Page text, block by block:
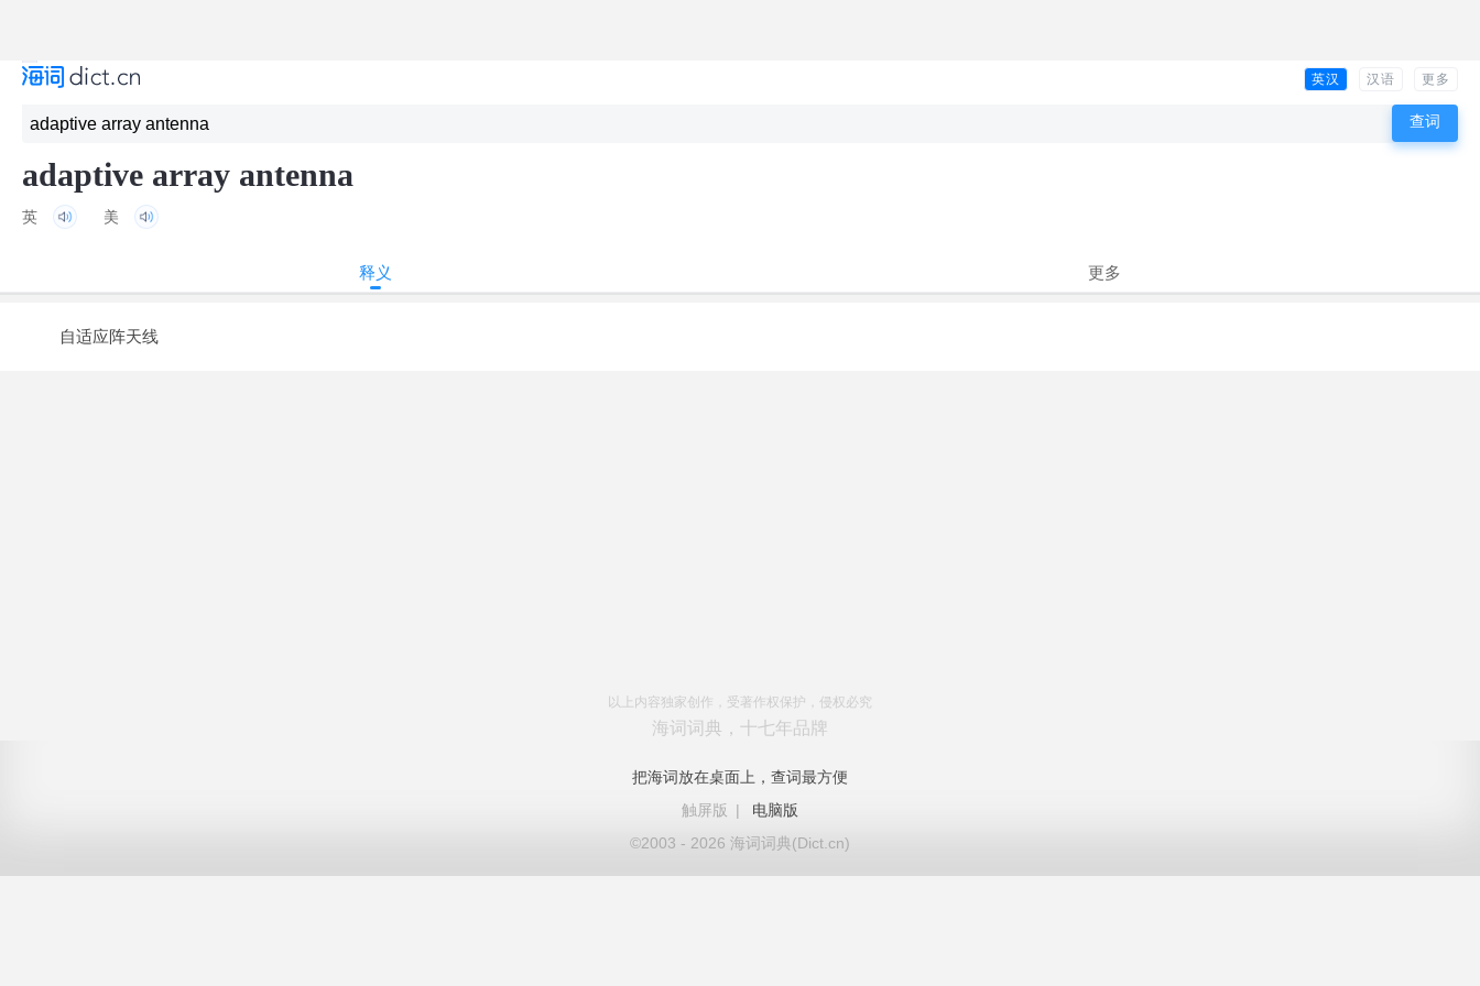
英汉 汉语 更多
adaptive array antenna
英 美
释义 更多
自适应阵天线
以上内容独家创作，受著作权保护，侵权必究
海词词典，十七年品牌
把海词放在桌面上，查词最方便
触屏版
|
电脑版
©2003 - 2026 海词词典(Dict.cn)